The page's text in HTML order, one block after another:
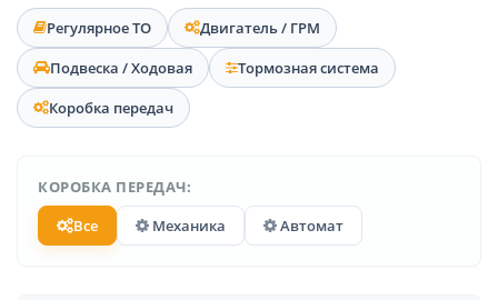
Регулярное ТО
Двигатель / ГРМ
Подвеска / Ходовая
Тормозная система
Коробка передач
КОРОБКА ПЕРЕДАЧ:
Все
Механика Автомат